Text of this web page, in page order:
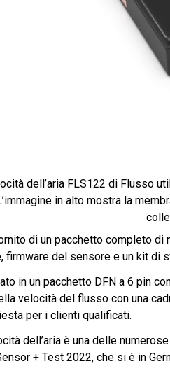
dell’aria FLS122 di Flusso
in alto mostra la
di un pacchetto completo
firmware del sensore e un kit di
in un pacchetto DFN a 6 pin
velocità del flusso con una
per i clienti qualificati.
dell’aria è una delle
+ Test 2022, che si è in